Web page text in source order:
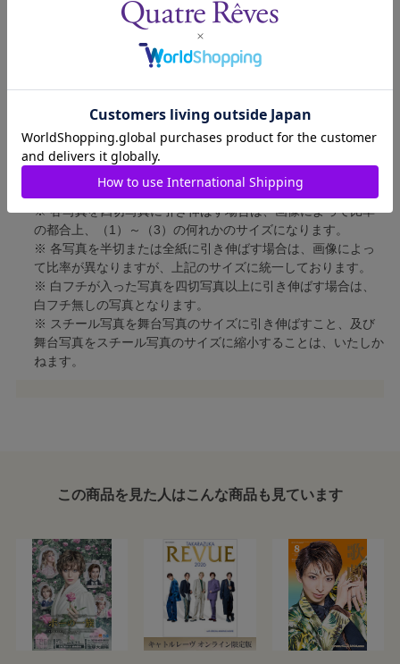
短辺 213mm × 長辺 305mm
短辺 254mm × 長辺 305mm
短辺 402mm × 長辺 559mm
写真のサイズにつきまして、下記の件も併せてご了承ください。
※ 各写真を四切写真に引き伸ばす場合は、画像によって比率
の都合上、（1）～（3）の何れかのサイズになります。
※ 各写真を半切または全紙に引き伸ばす場合は、画像によっ
て比率が異なりますが、上記のサイズに統一しております。
※ 白フチが入った写真を四切写真以上に引き伸ばす場合は、
白フチ無しの写真となります。
※ スチール写真を舞台写真のサイズに引き伸ばすこと、及び
舞台写真をスチール写真のサイズに縮小することは、いたしか
ねます。
この商品を見た人はこんな商品も見ています